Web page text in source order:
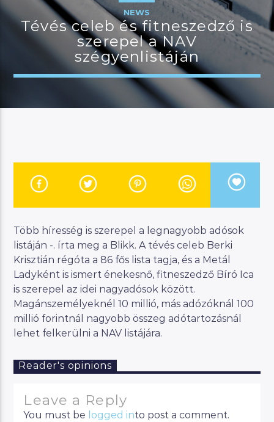
JELENLEGI MŰSOR
KANAPÉ
Manna FM
NEWS
Tévés celeb és fitneszedző is
szerepel a NAV
szégyenlistáján
Több híresség is szerepel a legnagyobb adósok
listáján -. írta meg a Blikk. A tévés celeb Berki
Krisztián régóta a 86 fős lista tagja, és a Metál
Ladyként is ismert énekesnő, fitneszedző Bíró Ica
is szerepel az idei nagyadósok között.
Magánszemélyeknél 10 millió, más adózóknál 100
millió forintnál nagyobb összeg adótartozásnál
lehet felkerülni a NAV listájára.
Reader's opinions
Leave a Reply
You must be logged into post a comment.